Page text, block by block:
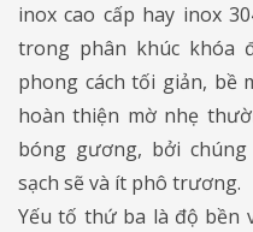
inox cao cấp hay inox
trong phân khúc khóa
phong cách tối giản, bề
hoàn thiện mờ nhẹ
bóng gương, bởi
sạch sẽ và ít phô trương.
Yếu tố thứ ba là độ bền